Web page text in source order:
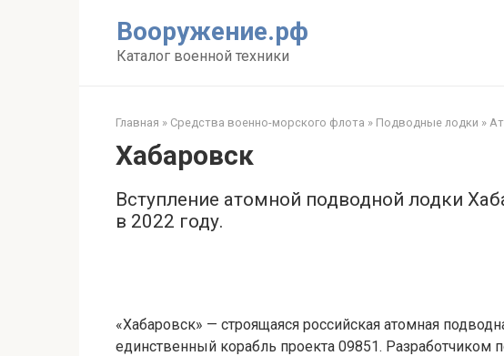
Вооружение.рф
Каталог военной техники
Главная » Средства военно-морского флота » Подводные лодки »
Хабаровск
Вступление атомной подводной лодки
в 2022 году.
«Хабаровск» — строящаяся российская атомная
единственный корабль проекта 09851.